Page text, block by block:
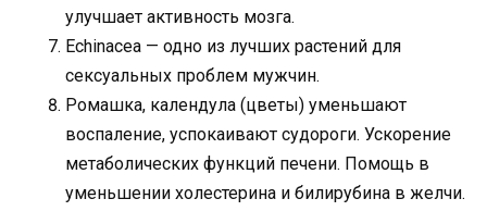
улучшает активность мозга.
Echinacea — одно из лучших растений для
сексуальных проблем мужчин.
Ромашка, календула (цветы) уменьшают
воспаление, успокаивают судороги. Ускорение
метаболических функций печени. Помощь в
уменьшении холестерина и билирубина в желчи.